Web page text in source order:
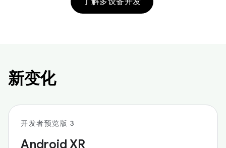
新变化
开发者预览版 3
Android XR